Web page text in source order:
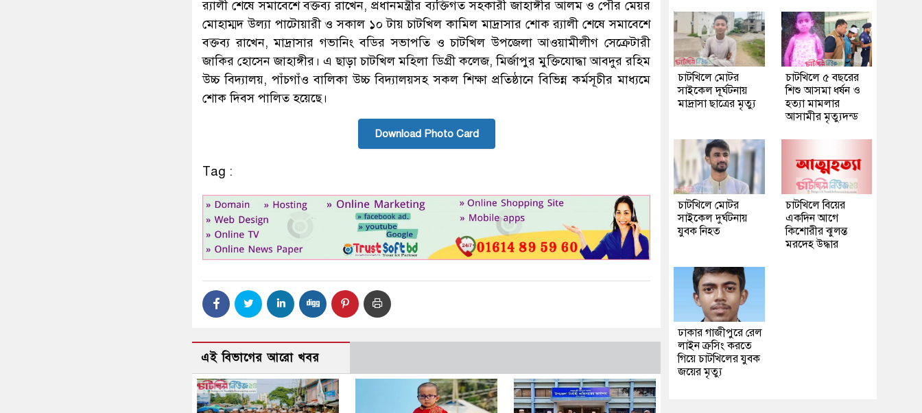
র‌্যালী শেষে সমাবেশে বক্তব্য রাখেন, প্রধানমন্ত্রীর ব্যক্তিগত সহকারী জাহাঙ্গীর আলম ও পৌর মেয়র
মোহাম্মদ উল্যা পাটোয়ারী ও সকাল ১০ টায় চাটখিল কামিল মাদ্রাসার শোক র‌্যালী শেষে সমাবেশে
বক্তব্য রাখেন, মাদ্রাসার গভানিং বডির সভাপতি ও চাটখিল উপজেলা আওয়ামীলীগ সেক্রেটারী
জাকির হোসেন জাহাঙ্গীর। এ ছাড়া চাটখিল মহিলা ডিগ্রী কলেজ, মির্জাপুর মুক্তিযোদ্ধা আবদুর রহিম
উচ্চ বিদ্যালয়, পাঁচগাঁও বালিকা উচ্চ বিদ্যালয়সহ সকল শিক্ষা প্রতিষ্ঠানে বিভিন্ন কর্মসূচীর মাধ্যমে
শোক দিবস পালিত হয়েছে।
Download Photo Card
Tag :
এই বিভাগের আরো খবর
চাটখিলে মোটর
সাইকেল দূর্ঘটনায়
মাদ্রাসা ছাত্রের মৃত্যু
চাটখিলে ৫ বছরের
শিশু আসমা ধর্ষন ও
হত্যা মামলার
আসামীর মৃত্যুদন্ড
চাটখিলে মোটর
সাইকেল দুর্ঘটনায়
যুবক নিহত
চাটখিলে বিয়ের
একদিন আগে
কিশোরীর ঝুলন্ত
মরদেহ উদ্ধার
ঢাকার গাজীপুরে রেল
লাইন ক্রসিং করতে
গিয়ে চাটখিলের যুবক
জয়ের মৃত্যু